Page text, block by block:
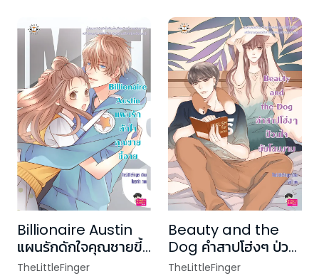
Billionaire Austin
แผนรักดักใจคุณชายขี้
อาย
TheLittleFinger
Beauty and the
Dog คำสาปโฮ่งๆ ป่วน
ใจยัยโฉมงาม
TheLittleFinger